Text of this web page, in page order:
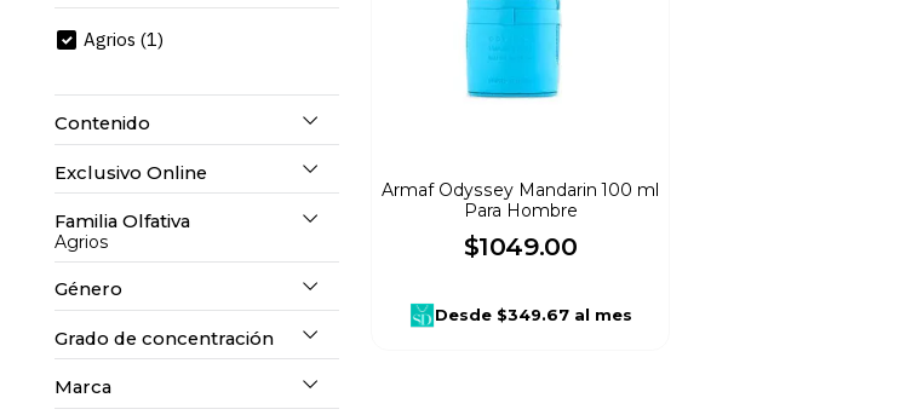
Agrios (1)
Contenido
100 ml (1)
Exclusivo Online
No ( 1)
Familia Olfativa
Agrios
Agrios
Género
Caballero (1)
Grado de concentración
Eau de Parfum
Marca
Armaf Odyssey Mandarin 100 ml
Para Hombre
$1049.00
Desde$349.67 al mes